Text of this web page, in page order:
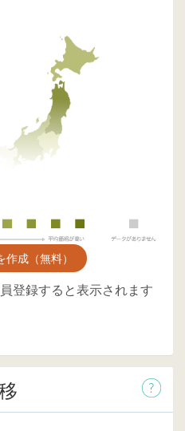
成（無料）
登録すると表示されます